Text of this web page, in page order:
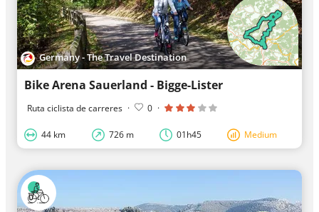
Germany - The Travel Destination
Bike Arena Sauerland - Bigge-Lister
Ruta ciclista de carreres · 0 ·
44 km 726 m 01h45 Medium